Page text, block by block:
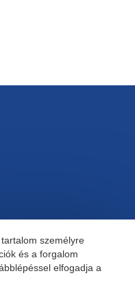
személyre
és a forgalom
elfogadja a